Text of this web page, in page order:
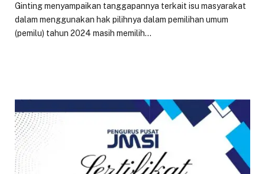
Ginting menyampaikan tanggapannya terkait isu masyarakat
dalam menggunakan hak pilihnya dalam pemilihan umum
(pemilu) tahun 2024 masih memilih…